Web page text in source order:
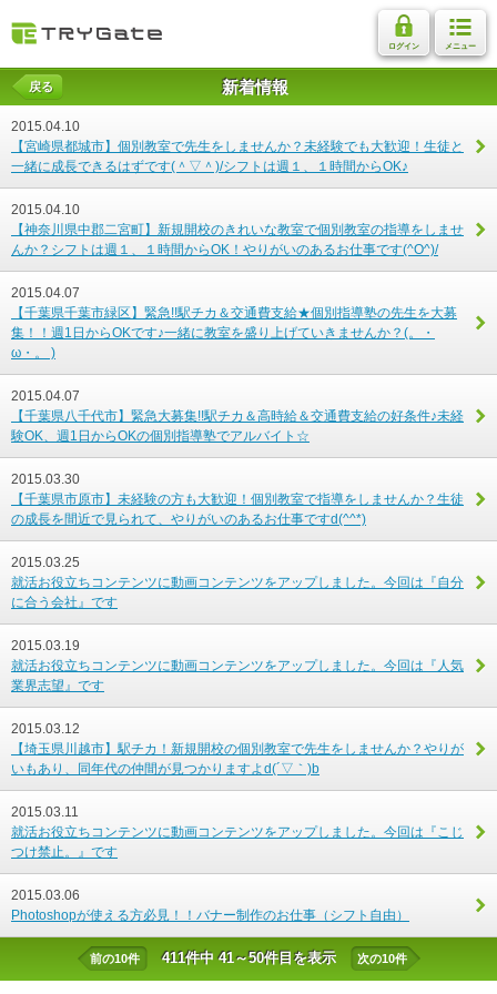
ログイン メニュー
戻る 新着情報
2015.04.10
【宮崎県都城市】個別教室で先生をしませんか？未経験でも大歓迎！生徒と
一緒に成長できるはずです(＾▽＾)/シフトは週１、１時間からOK♪
2015.04.10
【神奈川県中郡二宮町】新規開校のきれいな教室で個別教室の指導をしませ
んか？シフトは週１、１時間からOK！やりがいのあるお仕事です(^O^)/
2015.04.07
【千葉県千葉市緑区】緊急!!駅チカ＆交通費支給★個別指導塾の先生を大募
集！！週1日からOKです♪一緒に教室を盛り上げていきませんか？(。・
ω・。 )
2015.04.07
【千葉県八千代市】緊急大募集!!駅チカ＆高時給＆交通費支給の好条件♪未経
験OK、週1日からOKの個別指導塾でアルバイト☆
2015.03.30
【千葉県市原市】未経験の方も大歓迎！個別教室で指導をしませんか？生徒
の成長を間近で見られて、やりがいのあるお仕事ですd(^^*)
2015.03.25
就活お役立ちコンテンツに動画コンテンツをアップしました。今回は『自分
に合う会社』です
2015.03.19
就活お役立ちコンテンツに動画コンテンツをアップしました。今回は『人気
業界志望』です
2015.03.12
【埼玉県川越市】駅チカ！新規開校の個別教室で先生をしませんか？やりが
いもあり、同年代の仲間が見つかりますよd(´▽｀)b
2015.03.11
就活お役立ちコンテンツに動画コンテンツをアップしました。今回は『こじ
つけ禁止。』です
2015.03.06
Photoshopが使える方必見！！バナー制作のお仕事（シフト自由）
前の10件 411件中 41～50件目を表示 次の10件